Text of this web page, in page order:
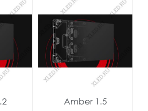
Amber 1.5